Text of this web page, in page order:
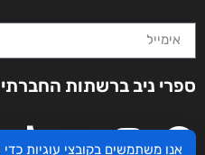
₪50
₪65
ספרי ניב ברשתות
אנו משתמשים בקובצי עוגיות